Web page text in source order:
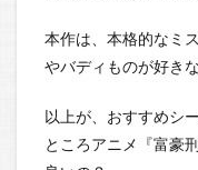
本作は、本格的なミ
やバディものが好き
以上が、おすすめシ
ところアニメ『富豪